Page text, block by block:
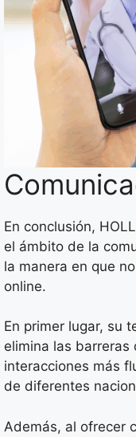
En conclusión,
el ámbito de la
la manera en que
online.
En primer lugar, su
elimina las
interacciones más
de diferentes
Además, al ofrecer